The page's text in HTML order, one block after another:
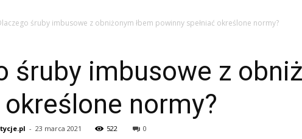
śruby imbusowe z obniżonym łbem powinny spełniać określone normy?
śruby imbusowe z
określone normy?
- 23 marca 2021 522 0